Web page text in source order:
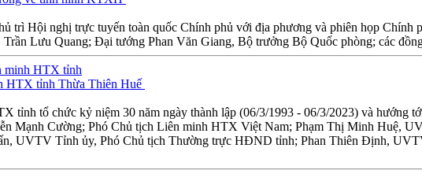
trì Hội nghị trực tuyến toàn quốc Chính phủ với địa phương và phiên họp
Lưu Quang; Đại tướng Phan Văn Giang, Bộ trưởng Bộ Quốc phòng; các
HTX tỉnh Thừa Thiên Huế
tỉnh tổ chức kỷ niệm 30 năm ngày thành lập (06/3/1993 - 06/3/2023) và hướng
Mạnh Cường; Phó Chủ tịch Liên minh HTX Việt Nam; Phạm Thị Minh
UVTV Tỉnh ủy, Phó Chủ tịch Thường trực HĐND tỉnh; Phan Thiên Định,